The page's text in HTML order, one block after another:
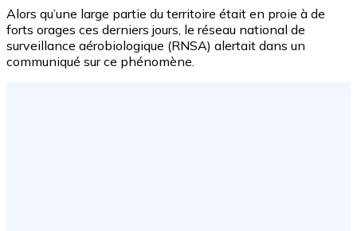
Alors qu’une large partie du territoire était en proie à de
forts orages ces derniers jours, le réseau national de
surveillance aérobiologique (RNSA) alertait dans un
communiqué sur ce phénomène.